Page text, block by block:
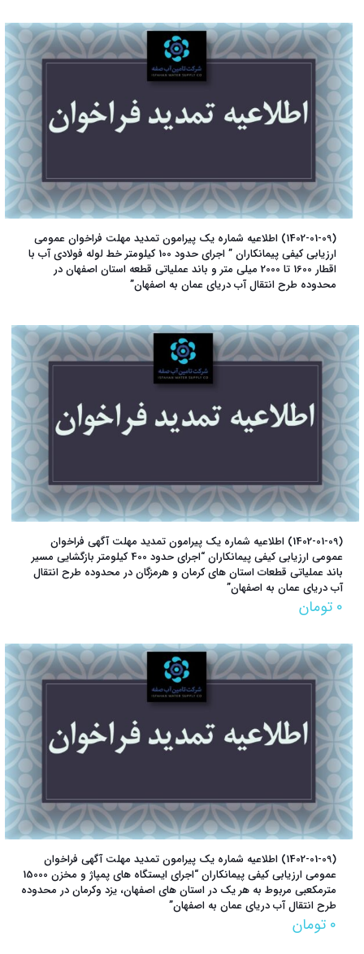
(1402-01-09) اطلاعیه شماره یک پیرامون تمدید مهلت فراخوان عمومی
ارزیابی کیفی پیمانکاران ” اجرای حدود 100 کیلومتر خط لوله فولادی آب با
اقطار 1600 تا 2000 میلی متر و باند عملیاتی قطعه استان اصفهان در
محدوده طرح انتقال آب دریای عمان به اصفهان”
(1402-01-09) اطلاعیه شماره یک پیرامون تمدید مهلت آگهی فراخوان
عمومی ارزیابی کیفی پیمانکاران “اجرای حدود 400 کیلومتر بازگشایی مسیر
باند عملیاتی قطعات استان های کرمان و هرمزگان در محدوده طرح انتقال
آب دریای عمان به اصفهان”
۰ تومان
(1402-01-09) اطلاعیه شماره یک پیرامون تمدید مهلت آگهی فراخوان
عمومی ارزیابی کیفی پیمانکاران “اجرای ایستگاه های پمپاژ و مخزن 15000
مترمکعبی مربوط به هر یک در استان های اصفهان، یزد وکرمان در محدوده
طرح انتقال آب دریای عمان به اصفهان”
۰ تومان